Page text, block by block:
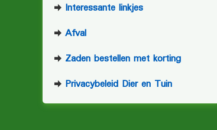
Interessante linkjes
Afval
Zaden bestellen met korting
Privacybeleid Dier en Tuin